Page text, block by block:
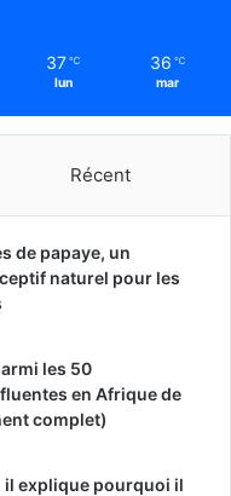
37 ℃
lun
36 ℃
mar
Récent
de papaye, un
naturel pour les
les 50
en Afrique de
complet)
il explique pourquoi il